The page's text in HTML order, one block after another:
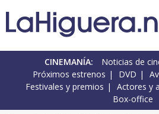
CINEMANÍA: Noticias de
Próximos estrenos
DVD
Festivales y premios
Actores y
Box-office